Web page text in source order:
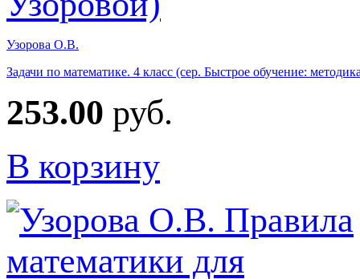
Узорова О.В.
Задачи по математике. 4 класс (сер. Быстрое обучение:
253.00 руб.
В корзину